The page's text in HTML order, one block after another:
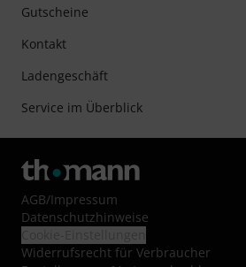
Gutscheine
Kontakt
Ladengeschäft
Service im Überblick
AGB/Impressum
Datenschutzhinweise
Widerrufsrecht für Verbraucher